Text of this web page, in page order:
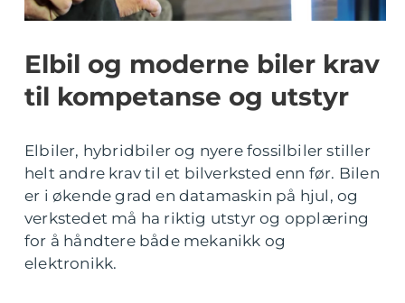
Elbil og moderne biler krav
til kompetanse og utstyr
Elbiler, hybridbiler og nyere fossilbiler stiller
helt andre krav til et bilverksted enn før. Bilen
er i økende grad en datamaskin på hjul, og
verkstedet må ha riktig utstyr og opplæring
for å håndtere både mekanikk og
elektronikk.